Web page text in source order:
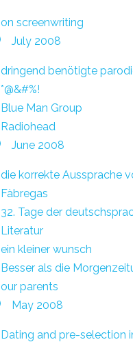
on screenwriting
July 2008
dringend benötigte
*@&#%!
Blue Man Group
Radiohead
June 2008
die korrekte Aussprache
Fàbregas
32. Tage der
Literatur
ein kleiner wunsch
Besser als die
our parents
May 2008
Dating and pre-selection